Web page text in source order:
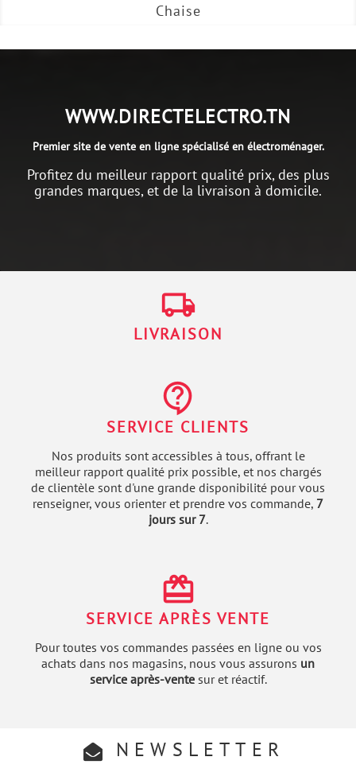
Chaise
WWW.DIRECTELECTRO.TN
Premier site de vente en ligne spécialisé en électroménager.
Profitez du meilleur rapport qualité prix, des plus
grandes marques, et de la livraison à domicile.
local_shipping
LIVRAISON
contact_support
SERVICE CLIENTS
Nos produits sont accessibles à tous, offrant le
meilleur rapport qualité prix possible, et nos chargés
de clientèle sont d'une grande disponibilité pour vous
renseigner, vous orienter et prendre vos commande, 7
jours sur 7.
redeem
SERVICE APRÈS VENTE
Pour toutes vos commandes passées en ligne ou vos
achats dans nos magasins, nous vous assurons un
service après-ventesur et réactif.
NEWSLETTER